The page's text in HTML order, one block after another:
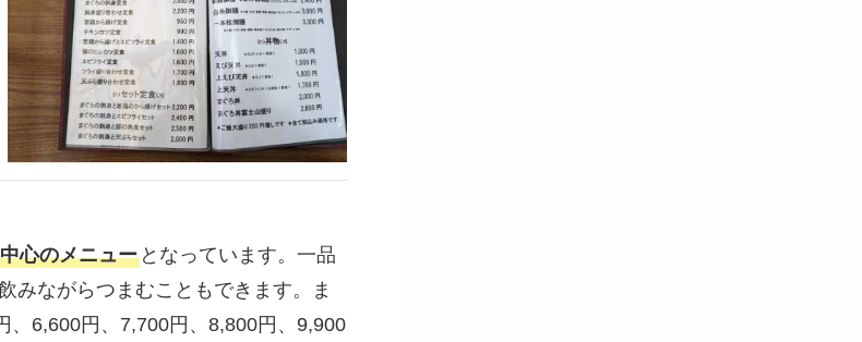
心のメニュー となっています。一品
みながらつまむこともできます。ま
、6,600円、7,700円、8,800円、9,900